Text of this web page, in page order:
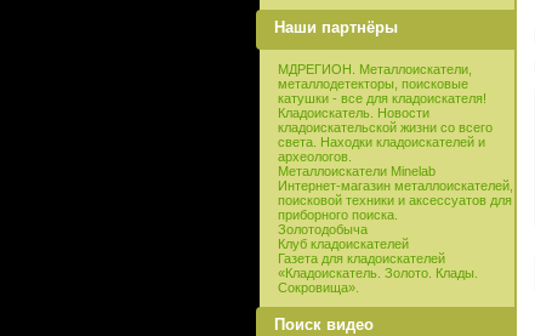
Наши партнёры
МДРЕГИОН. Металлоискатели,
металлодетекторы, поисковые
катушки - все для кладоискателя!
Кладоискатель. Новости
кладоискательской жизни со всего
света. Находки кладоискателей и
археологов.
Металлоискатели Minelab
Интернет-магазин металлоискателей,
поисковой техники и аксессуатов для
приборного поиска.
Золотодобыча
Клуб кладоискателей
Газета для кладоискателей
«Кладоискатель. Золото. Клады.
Сокровища».
Поиск видео